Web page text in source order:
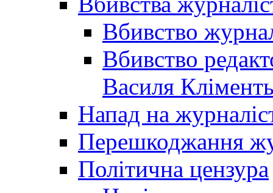
Вбивство
Вбивство
Василя
Напад на
Перешкоджання
Політична цензура